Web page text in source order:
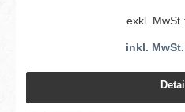
exkl.
inkl.